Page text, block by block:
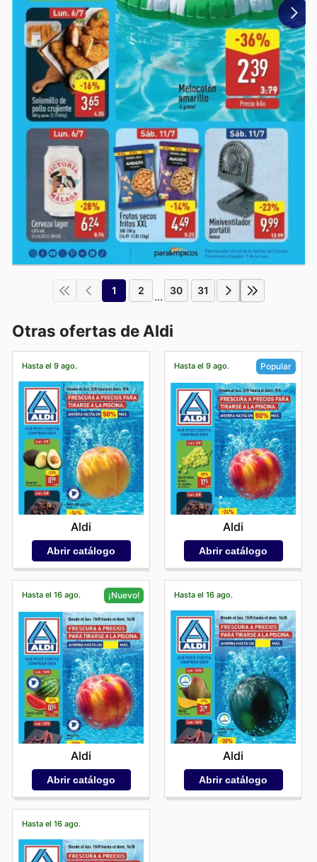
1 2 ... 30 31
Otras ofertas de Aldi
Hasta el 9 ago.
Aldi
Abrir catálogo
Hasta el 9 ago. Popular
Aldi
Abrir catálogo
Hasta el 16 ago. ¡Nuevo!
Aldi
Abrir catálogo
Hasta el 16 ago.
Aldi
Abrir catálogo
Hasta el 16 ago.